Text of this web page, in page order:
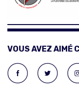
VOUS AVEZ AIMÉ